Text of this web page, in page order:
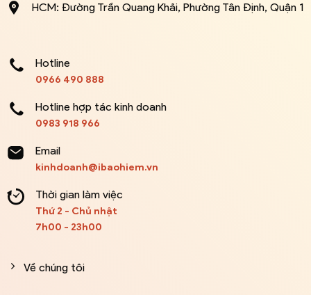
HCM: Đường Trần Quang Khải, Phường Tân Định, Quận 1
Hotline
0966 490 888
Hotline hợp tác kinh doanh
0983 918 966
Email
kinhdoanh@ibaohiem.vn
Thời gian làm việc
Thứ 2 - Chủ nhật
7h00 - 23h00
Về chúng tôi